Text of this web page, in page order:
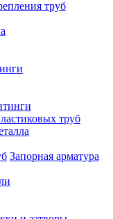
труб
труб
Запорная арматура